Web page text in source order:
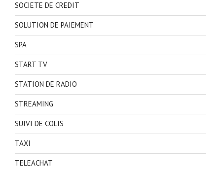
SOCIETE DE CREDIT
SOLUTION DE PAIEMENT
SPA
START TV
STATION DE RADIO
STREAMING
SUIVI DE COLIS
TAXI
TELEACHAT